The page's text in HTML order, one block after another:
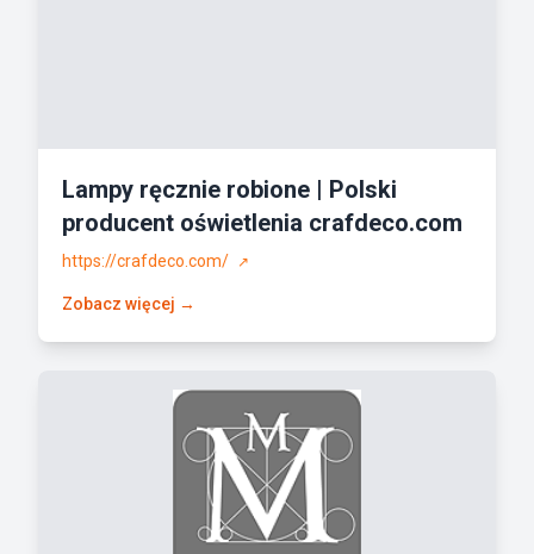
Lampy ręcznie robione | Polski
producent oświetlenia crafdeco.com
https://crafdeco.com/ ↗
Zobacz więcej →